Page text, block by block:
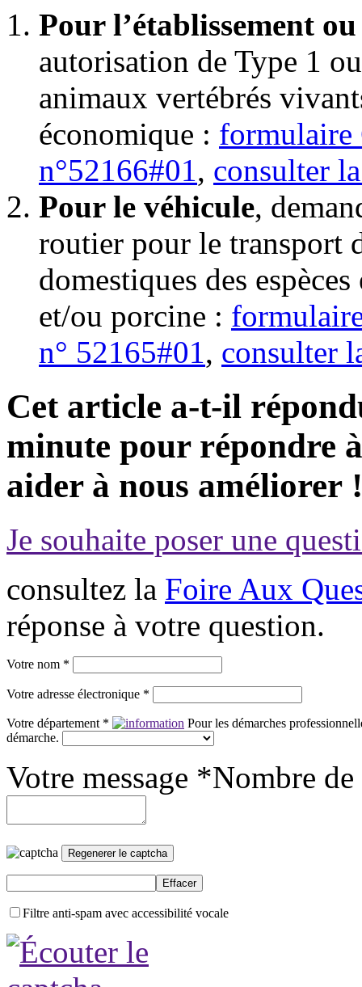
Pour l’établissement
autorisation de Type 1
animaux vertébrés
économique : formulaire
n°52166#01, consulter
Pour le véhicule,
routier pour le transport
domestiques des
et/ou porcine :
n° 52165#01, consulter
Cet article a-t-il
minute pour répondre
aider à nous améliorer !
Je souhaite poser une
consultez la Foire Aux
réponse à votre question.
Votre nom *
Votre adresse électronique *
Votre département *
Pour les démarches
démarche.
Votre message *Nombre
Filtre anti-spam avec accessibilité vocale